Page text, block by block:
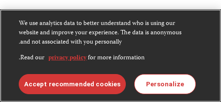
درانی از شبکه تلویزیونی آریانا به درخواست کمیته
محافظت از خبرنگاران برای اظهار نظر در مورد نظرات
این کارمندان سابق پاسخی نداد. او در بیانیه اش به کمیته
محافظت از خبرنگاران، تعهد سپرد که آریانا به پخش
نشرات اش با کسب اطمینان از امنیت و رفاه کارکنان این
شبکه که همیشه در اولویت کار آنان قرار دارد.ادامه میدهد.
We use analytics data to better understand who is using our
website and improve your experience. The data is anonymous
and not associated with you personally.
Read our privacy policyfor more information.
Personalize
Accept recommended cookies